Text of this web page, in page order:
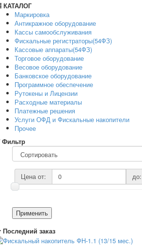
КАТАЛОГ
Маркировка
Антикражное оборудование
Кассы самообслуживания
Фискальные регистраторы(54ФЗ)
Кассовые аппараты(54ФЗ)
Торговое оборудование
Весовое оборудование
Банковское оборудование
Программное обеспечение
Рутокены и Лицензии
Расходные материалы
Платежные решения
Услуги ОФД и Фискальные накопители
Прочее
Фильтр
Цена от: до:
Применить
Последний заказ